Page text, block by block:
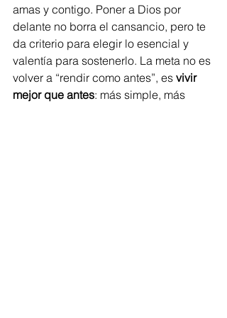
amas y contigo. Poner a Dios por
delante no borra el cansancio, pero te
da criterio para elegir lo esencial y
valentía para sostenerlo. La meta no es
volver a “rendir como antes”, es vivir
mejor que antes: más simple, más